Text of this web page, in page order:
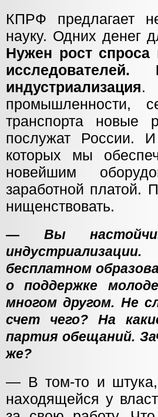
КПРФ предлагает
науку. Одних денег
Нужен рост спроса
индустриализация.
промышленности,
транспорта новые
послужат России.
которых мы
новейшим
заработной платой.
нищенствовать.
— Вы
бесплатном
о поддержке
многом другом. Не
счет чего? На
партия обещаний.
же?
— В том-то и штука,
находящейся у